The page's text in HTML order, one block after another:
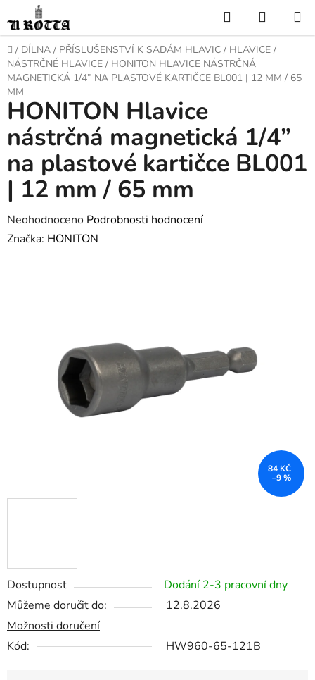
na
obsah
Hledat
KOŠÍK
DOMŮ
/ DÍLNA / PŘÍSLUŠENSTVÍ K SADÁM HLAVIC / HLAVICE /
NÁSTRČNÉ HLAVICE / HONITON HLAVICE NÁSTRČNÁ
MAGNETICKÁ 1/4” NA PLASTOVÉ KARTIČCE BL001 | 12 MM / 65
MM
Dostupnost
Dodání 2-3 pracovní dny
Můžeme doručit do:
12.8.2026
Možnosti doručení
Kód:
HW960-65-121B
HONITON Hlavice
nástrčná magnetická 1/4”
na plastové kartičce BL001
| 12 mm / 65 mm
Průměrné
hodnocení
Neohodnoceno Podrobnosti hodnocení
Značka: HONITON
84 KČ
–9 %